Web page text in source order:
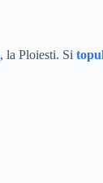
, la Ploiesti. Si